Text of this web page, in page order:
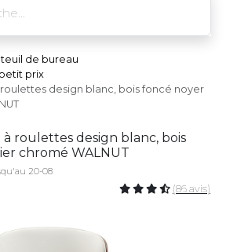
de bureau
prix
design blanc, bois foncé noyer
roulettes design blanc, bois
chromé WALNUT
20-08
(86 avis)